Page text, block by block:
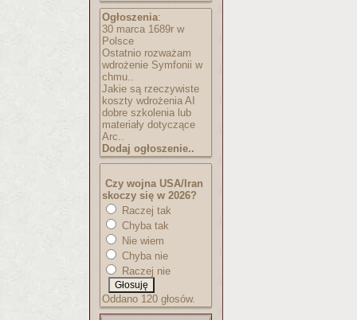
Ogłoszenia:
30 marca 1689r w
Polsce
Ostatnio rozważam
wdrożenie Symfonii w
chmu..
Jakie są rzeczywiste
koszty wdrożenia AI
dobre szkolenia lub
materiały dotyczące
Arc..
Dodaj ogłoszenie..
Czy wojna USA/Iran
skoczy się w 2026?
Raczej tak
Chyba tak
Nie wiem
Chyba nie
Raczej nie
Oddano 120 głosów.